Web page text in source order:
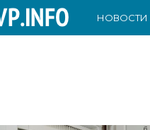
НОВОСТИ